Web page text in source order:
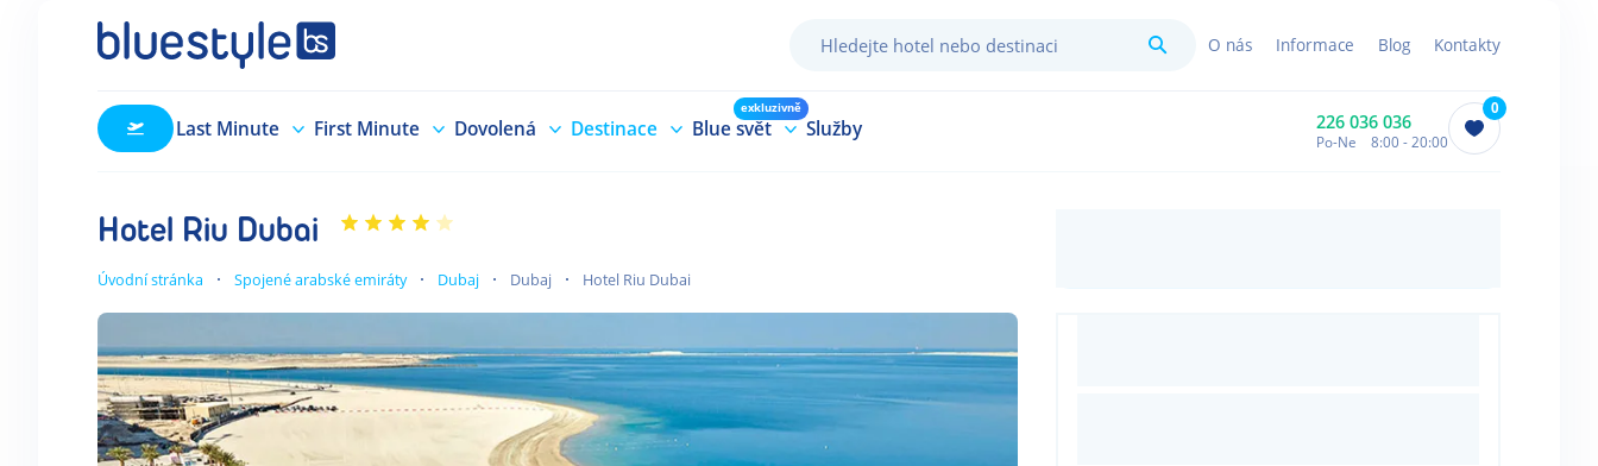
HledatO nás Informace Blog Kontakty
Last Minute First Minute Dovolená Destinace Blue svět
exkluzivně
Služby 226 036 036
Po-Ne 8:00 - 20:00
0
Hotel Riu Dubai
Úvodní stránka Spojené arabské emiráty Dubaj Dubaj Hotel Riu Dubai